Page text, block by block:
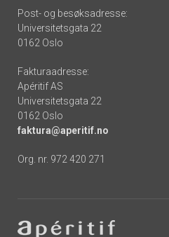
Post- og besøksadresse:
Universitetsgata 22
0162 Oslo
Fakturaadresse:
Apéritif AS
Universitetsgata 22
0162 Oslo
faktura@aperitif.no
Org. nr. 972 420 271